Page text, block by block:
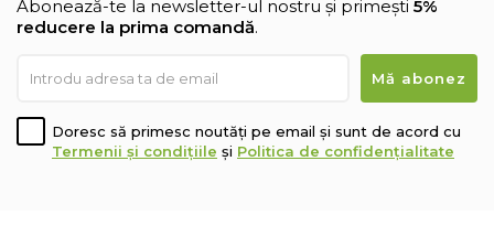
Abonează-te la newsletter-ul nostru și primești 5%
reducere la prima comandă.
Doresc să primesc noutăți pe email și sunt de acord cu
Termenii și condițiile și Politica de confidențialitate